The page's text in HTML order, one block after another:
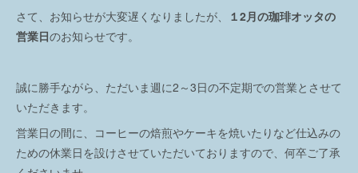
さて、お知らせが大変遅くなりましたが、
１2月の珈琲オッタの
営業日のお知らせです。
誠に勝手ながら、ただいま週に2～3日の不定期での営業とさせて
いただきます。
営業日の間に、コーヒーの焙煎やケーキを焼いたりなど仕込みの
ための休業日を設けさせていただいておりますので、何卒ご了承